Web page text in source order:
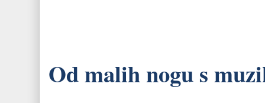
Od malih nogu s